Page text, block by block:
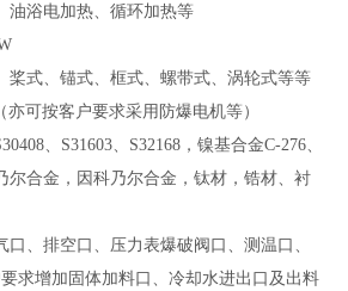
油浴电加热、循环加热等
桨式、锚式、框式、螺带式、涡轮式等等
亦可按客户要求采用防爆电机等）
、S31603、S32168，镍基合金C-276、
尔合金，因科乃尔合金，钛材，锆材、衬
口、排空口、压力表爆破阀口、测温口、
求增加固体加料口、冷却水进出口及出料